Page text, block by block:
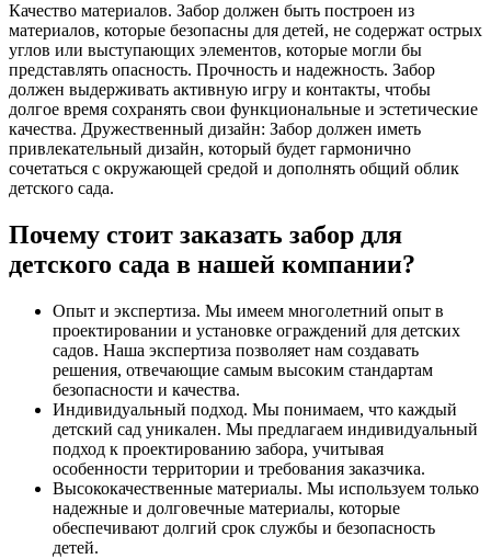
Качество материалов. Забор должен быть построен из
материалов, которые безопасны для детей, не содержат острых
углов или выступающих элементов, которые могли бы
представлять опасность. Прочность и надежность. Забор
должен выдерживать активную игру и контакты, чтобы
долгое время сохранять свои функциональные и эстетические
качества. Дружественный дизайн: Забор должен иметь
привлекательный дизайн, который будет гармонично
сочетаться с окружающей средой и дополнять общий облик
детского сада.
Почему стоит заказать забор для
детского сада в нашей компании?
Опыт и экспертиза. Мы имеем многолетний опыт в
проектировании и установке ограждений для детских
садов. Наша экспертиза позволяет нам создавать
решения, отвечающие самым высоким стандартам
безопасности и качества.
Индивидуальный подход. Мы понимаем, что каждый
детский сад уникален. Мы предлагаем индивидуальный
подход к проектированию забора, учитывая
особенности территории и требования заказчика.
Высококачественные материалы. Мы используем только
надежные и долговечные материалы, которые
обеспечивают долгий срок службы и безопасность
детей.